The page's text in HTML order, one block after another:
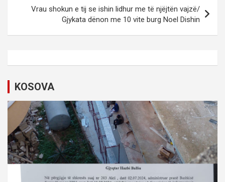
a
a
i
o
n
Vrau shokun e tij se ishin lidhur me të njëjtën vajzë/
Gjykata dënon me 10 vite burg Noel Dishin
KOSOVA